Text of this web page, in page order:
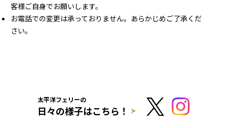
客様ご自身でお願いします。
お電話での変更は承っておりません。あらかじめご了承くだ
さい。
太平洋フェリーの
日々の様子はこちら！